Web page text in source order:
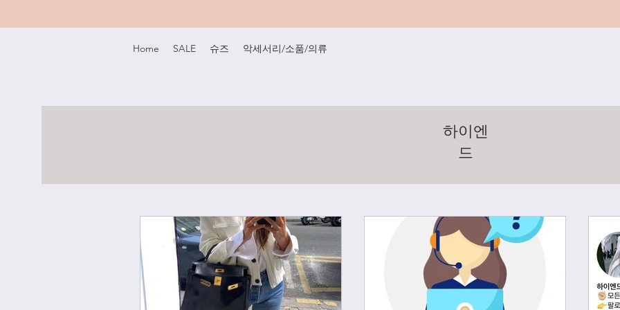
Home SALE 슈즈 악세서리/소품/의류
하이엔
드